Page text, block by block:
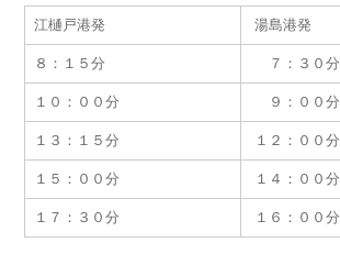
江樋戸港発 湯島港発
８：１５分 ７：３０分
１０：００分 ９：００分
１３：１５分 １２：００分
１５：００分 １４：００分
１７：３０分 １６：００分